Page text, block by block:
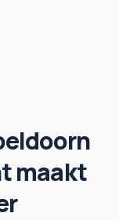
maakt